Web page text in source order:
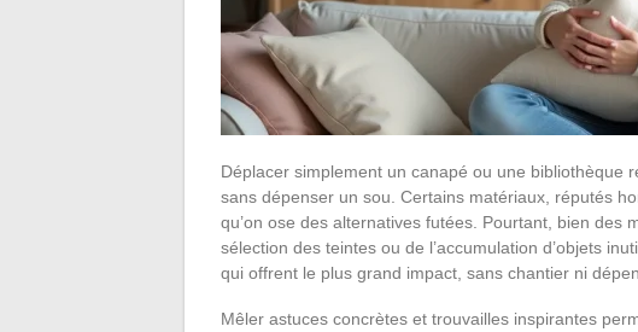
Déplacer simplement un canapé ou une bibliothèque
sans dépenser un sou. Certains matériaux, réputés
qu’on ose des alternatives futées. Pourtant, bien des
sélection des teintes ou de l’accumulation d’objets
qui offrent le plus grand impact, sans chantier ni
Mêler astuces concrètes et trouvailles inspirantes